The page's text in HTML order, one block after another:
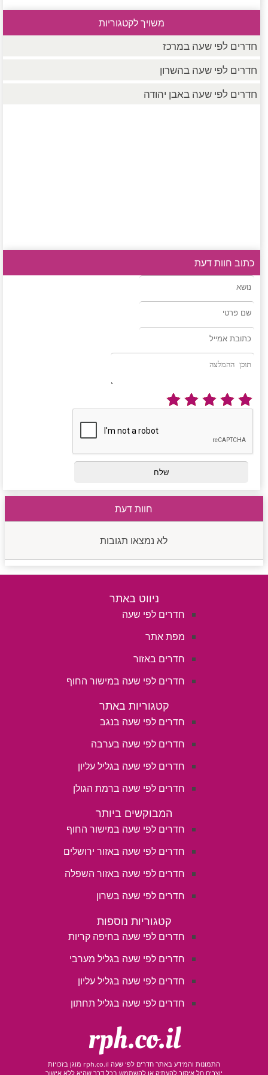
משויך לקטגוריות
חדרים לפי שעה במרכז
חדרים לפי שעה בהשרון
חדרים לפי שעה באבן יהודה
כתוב חוות דעת
חוות דעת
לא נמצאו תגובות
ניווט באתר
חדרים לפי שעה
מפת אתר
חדרים באזור
חדרים לפי שעה במישור החוף
קטגוריות באתר
חדרים לפי שעה בנגב
חדרים לפי שעה בערבה
חדרים לפי שעה בגליל עליון
חדרים לפי שעה ברמת הגולן
המבוקשים ביותר
חדרים לפי שעה במישור החוף
חדרים לפי שעה באזור ירושלים
חדרים לפי שעה באזור השפלה
חדרים לפי שעה בשרון
קטגוריות נוספות
חדרים לפי שעה בחיפה קריות
חדרים לפי שעה בגליל מערבי
חדרים לפי שעה בגליל עליון
חדרים לפי שעה בגליל תחתון
rph.co.il
התמונות והמידע באתר חדרים לפי שעה rph.co.il מוגן בזכויות
יוצרים חל איסור להעתיק או להשתמש בכל דרך שהיא ללא אישור